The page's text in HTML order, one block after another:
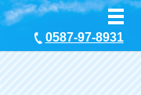
0587-97-8931
メ